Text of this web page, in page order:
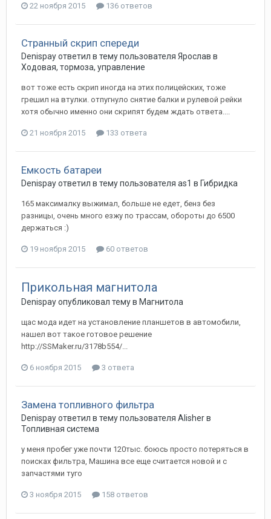
22 ноября 2015 136 ответов
Странный скрип спереди
Denispayответил в тему пользователя Ярослав в
Ходовая, тормоза, управление
вот тоже есть скрип иногда на этих полицейских, тоже
грешил на втулки. отпугнуло снятие балки и рулевой рейки
хотя обычно именно они скрипят будем ждать ответа....
21 ноября 2015 133 ответа
Емкость батареи
Denispayответил в тему пользователя as1 в Гибридка
165 максималку выжимал, больше не едет, бенз без
разницы, очень много езжу по трассам, обороты до 6500
держаться :)
19 ноября 2015 60 ответов
Прикольная магнитола
Denispayопубликовал тему в Магнитола
щас мода идет на установление планшетов в автомобили,
нашел вот такое готовое решение
http://SSMaker.ru/3178b554/...
6 ноября 2015 3 ответа
Замена топливного фильтра
Denispayответил в тему пользователя Alisherв
Топливная система
у меня пробег уже почти 120тыс. боюсь просто потеряться в
поисках фильтра, Машина все еще считается новой и с
запчастями туго
3 ноября 2015 158 ответов